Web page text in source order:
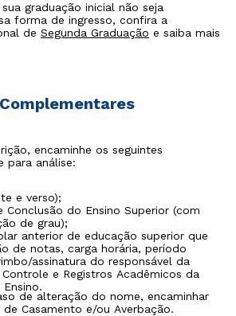
graduação inicial não seja
forma de ingresso, confira a
de Segunda Graduação e saiba mais
encaminhe os seguintes
para análise:
e verso);
Conclusão do Ensino Superior (com
de grau);
anterior de educação superior que
de notas, carga horária, período
assinatura do responsável da
e Registros Acadêmicos da
de alteração do nome, encaminhar
Casamento e/ou Averbação.